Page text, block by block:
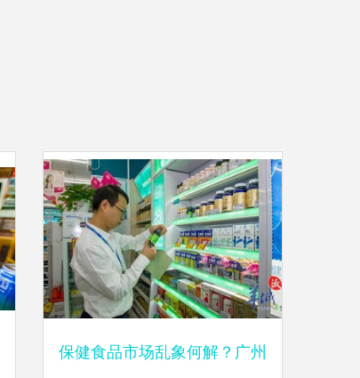
保健食品市场乱象何解？广州